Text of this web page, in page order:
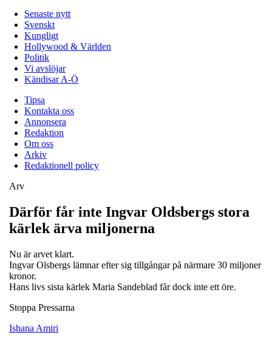
Senaste nytt
Svenskt
Kungligt
Hollywood & Världen
Politik
Vi avslöjar
Kändisar A-Ö
Tipsa
Kontakta oss
Annonsera
Redaktion
Om oss
Arkiv
Redaktionell policy
Arv
Därför får inte Ingvar Oldsbergs stora
kärlek ärva miljonerna
Nu är arvet klart.
Ingvar Olsbergs lämnar efter sig tillgångar på närmare 30 miljoner
kronor.
Hans livs sista kärlek Maria Sandeblad får dock inte ett öre.
Stoppa Pressarna
Ishana Amiri